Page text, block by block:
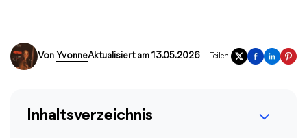
Von YvonneAktualisiert am 13.05.2026 Teilen:
Inhaltsverzeichnis